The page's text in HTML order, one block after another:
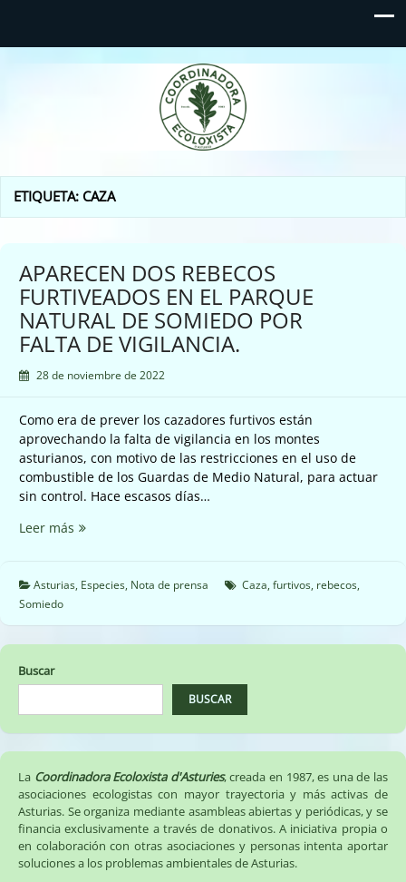
Coordinadora Ecoloxista
d'Asturies
ETIQUETA: CAZA
APARECEN DOS REBECOS
FURTIVEADOS EN EL PARQUE
NATURAL DE SOMIEDO POR
FALTA DE VIGILANCIA.
28 de noviembre de 2022
Como era de prever los cazadores furtivos están
aprovechando la falta de vigilancia en los montes
asturianos, con motivo de las restricciones en el uso de
combustible de los Guardas de Medio Natural, para actuar
sin control. Hace escasos días…
Leer más APARECEN
FURTIVEADOS
EL
PARQUE
POR
FALTA
DE
VIGILANCIA.
Asturias, Especies, Nota de prensa Caza, furtivos, rebecos,
Somiedo
Buscar
BUSCAR
La Coordinadora Ecoloxista d'Asturies, creada en 1987, es una de las
asociaciones ecologistas con mayor trayectoria y más activas de
Asturias. Se organiza mediante asambleas abiertas y periódicas, y se
financia exclusivamente a través de donativos. A iniciativa propia o
en colaboración con otras asociaciones y personas intenta aportar
soluciones a los problemas ambientales de Asturias.